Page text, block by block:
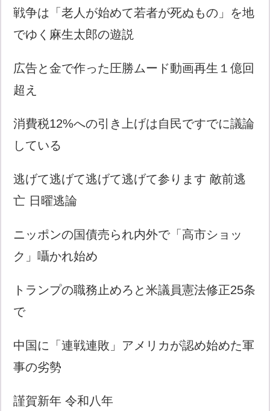
戦争は「老人が始めて若者が死ぬもの」を地
でゆく麻生太郎の遊説
広告と金で作った圧勝ムード動画再生１億回
超え
消費税12%への引き上げは自民ですでに議論
している
逃げて逃げて逃げて逃げて参ります 敵前逃
亡 日曜逃論
ニッポンの国債売られ内外で「高市ショッ
ク」囁かれ始め
トランプの職務止めろと米議員憲法修正25条
で
中国に「連戦連敗」アメリカが認め始めた軍
事の劣勢
謹賀新年 令和八年